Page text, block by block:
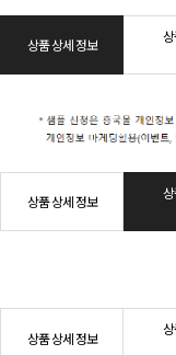
상품 상세 정보
상품 상세 정보
상품 상세 정보